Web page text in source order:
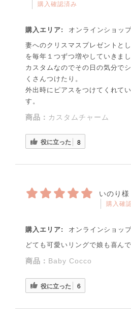
購入確認済み
購入エリア:
オンラインショッ
妻へのクリスマスプレゼントと
を毎年１つずつ増やしていきまし
カスタムなのでその日の気分で
くさんつけたり。
外出時にピアスをつけてくれて
す。
商品： カスタムチャーム
役に立った 8
いのり様
購入確
購入エリア:
オンラインショッ
どても可愛いリングで娘も喜んで
商品： Baby Cocco
役に立った 6